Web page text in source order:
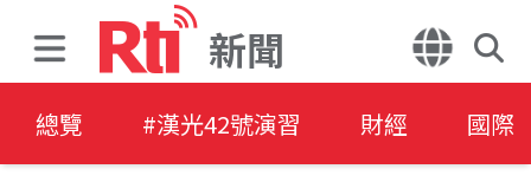
新聞
總覽 #漢光42號演習 財經 國際